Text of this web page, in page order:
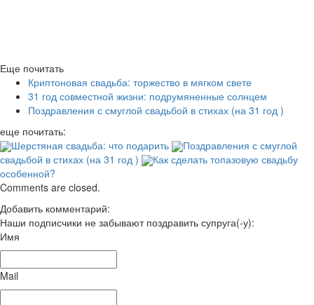
Еще почитать
Криптоновая свадьба: торжество в мягком свете
31 год совместной жизни: подрумяненные солнцем
Поздравления с смуглой свадьбой в стихах (на 31 год )
еще почитать:
Шерстяная свадьба: что подарить
Поздравления с смуглой
свадьбой в стихах (на 31 год )
Как сделать топазовую свадьбу
особенной?
Comments are closed.
Добавить комментарий:
Наши подписчики не забывают поздравить супруга(-у):
Имя
Mail